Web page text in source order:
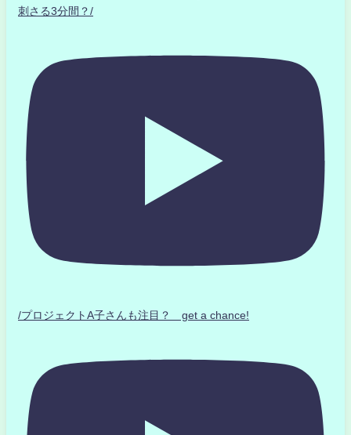
刺さる3分間？/
/プロジェクトA子さんも注目？ get a chance!